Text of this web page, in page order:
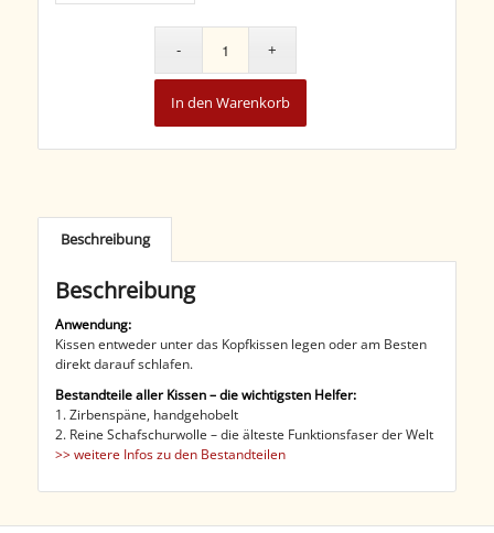
In den Warenkorb
Beschreibung
Beschreibung
Anwendung:
Kissen entweder unter das Kopfkissen legen oder am Besten
direkt darauf schlafen.
Bestandteile aller Kissen – die wichtigsten Helfer:
1. Zirbenspäne, handgehobelt
2. Reine Schafschurwolle – die älteste Funktionsfaser der Welt
>> weitere Infos zu den Bestandteilen